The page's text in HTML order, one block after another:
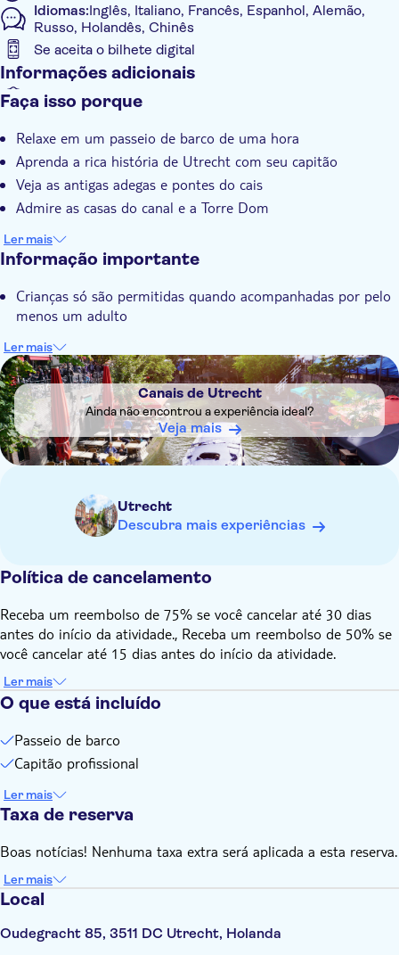
Idiomas:Inglês, Italiano, Francês, Espanhol, Alemão,
Russo, Holandês, Chinês
Se aceita o bilhete digital
Informações adicionais
Confirmação instantânea
Grupo pequeno
Faça isso porque
Relaxe em um passeio de barco de uma hora
Aprenda a rica história de Utrecht com seu capitão
Veja as antigas adegas e pontes do cais
Admire as casas do canal e a Torre Dom
Ler mais
Informação importante
Crianças só são permitidas quando acompanhadas por pelo
menos um adulto
Ler mais
DSA1Canais de Utrecht
Canais de Utrecht
Ainda não encontrou a experiência ideal?
Veja mais
Utrecht
Descubra mais experiências
Política de cancelamento
Receba um reembolso de 75% se você cancelar até 30 dias
antes do início da atividade., Receba um reembolso de 50% se
você cancelar até 15 dias antes do início da atividade.
Ler mais
O que está incluído
Passeio de barco
Capitão profissional
Ler mais
Taxa de reserva
Boas notícias! Nenhuma taxa extra será aplicada a esta reserva.
Ler mais
Local
Oudegracht 85, 3511 DC Utrecht, Holanda